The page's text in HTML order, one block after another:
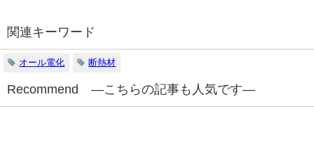
関連キーワード
オール電化 断熱材
Recommend ―こちらの記事も人気です―